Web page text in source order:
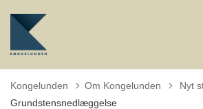
Kongelunden Om Kongelunden
Nyt
Grundstensnedlæggelse